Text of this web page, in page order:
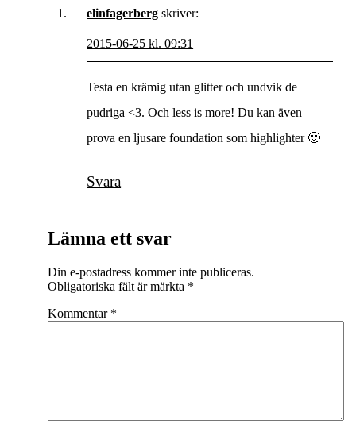
elinfagerberg skriver:
2015-06-25 kl. 09:31
Testa en krämig utan glitter och undvik de
pudriga <3. Och less is more! Du kan även
prova en ljusare foundation som highlighter 🙂
Svara
Lämna ett svar
Din e-postadress kommer inte publiceras.
Obligatoriska fält är märkta *
Kommentar *